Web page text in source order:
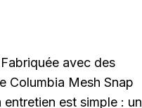
Fabriquée avec des
Columbia Mesh Snap
est simple : un